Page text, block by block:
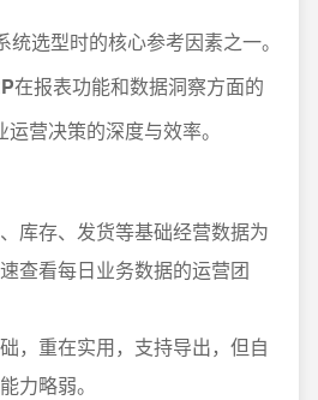
选型时的核心参考因素之一。
在报表功能和数据洞察方面的
营决策的深度与效率。
库存、发货等基础经营数据为
查看每日业务数据的运营团
，重在实用，支持导出，但自
力略弱。